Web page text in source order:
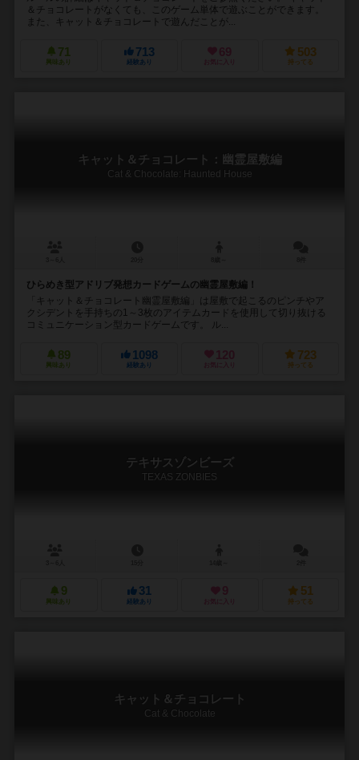
＆チョコレートがなくても、このゲーム単体で遊ぶことができます。
また、キャット＆チョコレートで遊んだことが...
71
興味あり
713
経験あり
69
お気に入り
503
持ってる
キャット＆チョコレート：幽霊屋敷編
Cat & Chocolate: Haunted House
ひらめき型アドリブ発想カードゲームの幽霊屋敷編！
「キャット＆チョコレート幽霊屋敷編」は屋敷で起こるのピンチやア
クシデントを手持ちの1～3枚のアイテムカードを使用して切り抜ける
コミュニケーション型カードゲームです。 ル...
89
興味あり
1098
経験あり
120
お気に入り
723
持ってる
テキサスゾンビーズ
TEXAS ZONBIES
9
興味あり
31
経験あり
9
お気に入り
51
持ってる
キャット＆チョコレート
Cat & Chocolate